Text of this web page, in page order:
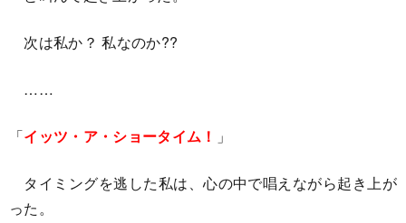
次は私か？ 私なのか??
……
「イッツ・ア・ショータイム！ 」
タイミングを逃した私は、心の中で唱えながら起き上が
った。